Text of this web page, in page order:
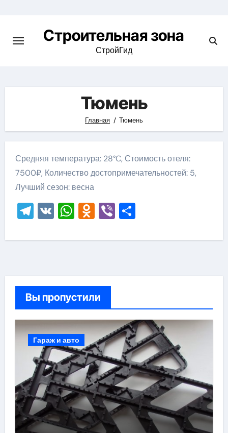
content
Строительная зона
СтройГид
Тюмень
Главная Тюмень
Средняя температура: 28°C, Стоимость отеля:
7500₽, Количество достопримечательностей: 5,
Лучший сезон: весна
Telegram
VKWhatsApp
Odnoklassniki
ViberОтправить
Вы пропустили
Гараж и авто